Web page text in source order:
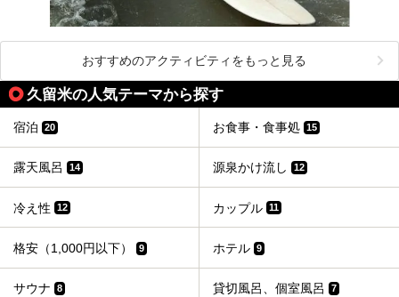
おすすめのアクティビティをもっと見る
久留米の人気テーマから探す
宿泊 20 お食事・食事処 15
露天風呂 14 源泉かけ流し 12
冷え性 12 カップル 11
格安（1,000円以下） 9 ホテル 9
サウナ 8 貸切風呂、個室風呂 7